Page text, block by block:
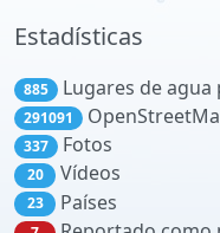
Estadísticas
885 Lugares de agua
291091
337 Fotos
20 Vídeos
23 Países